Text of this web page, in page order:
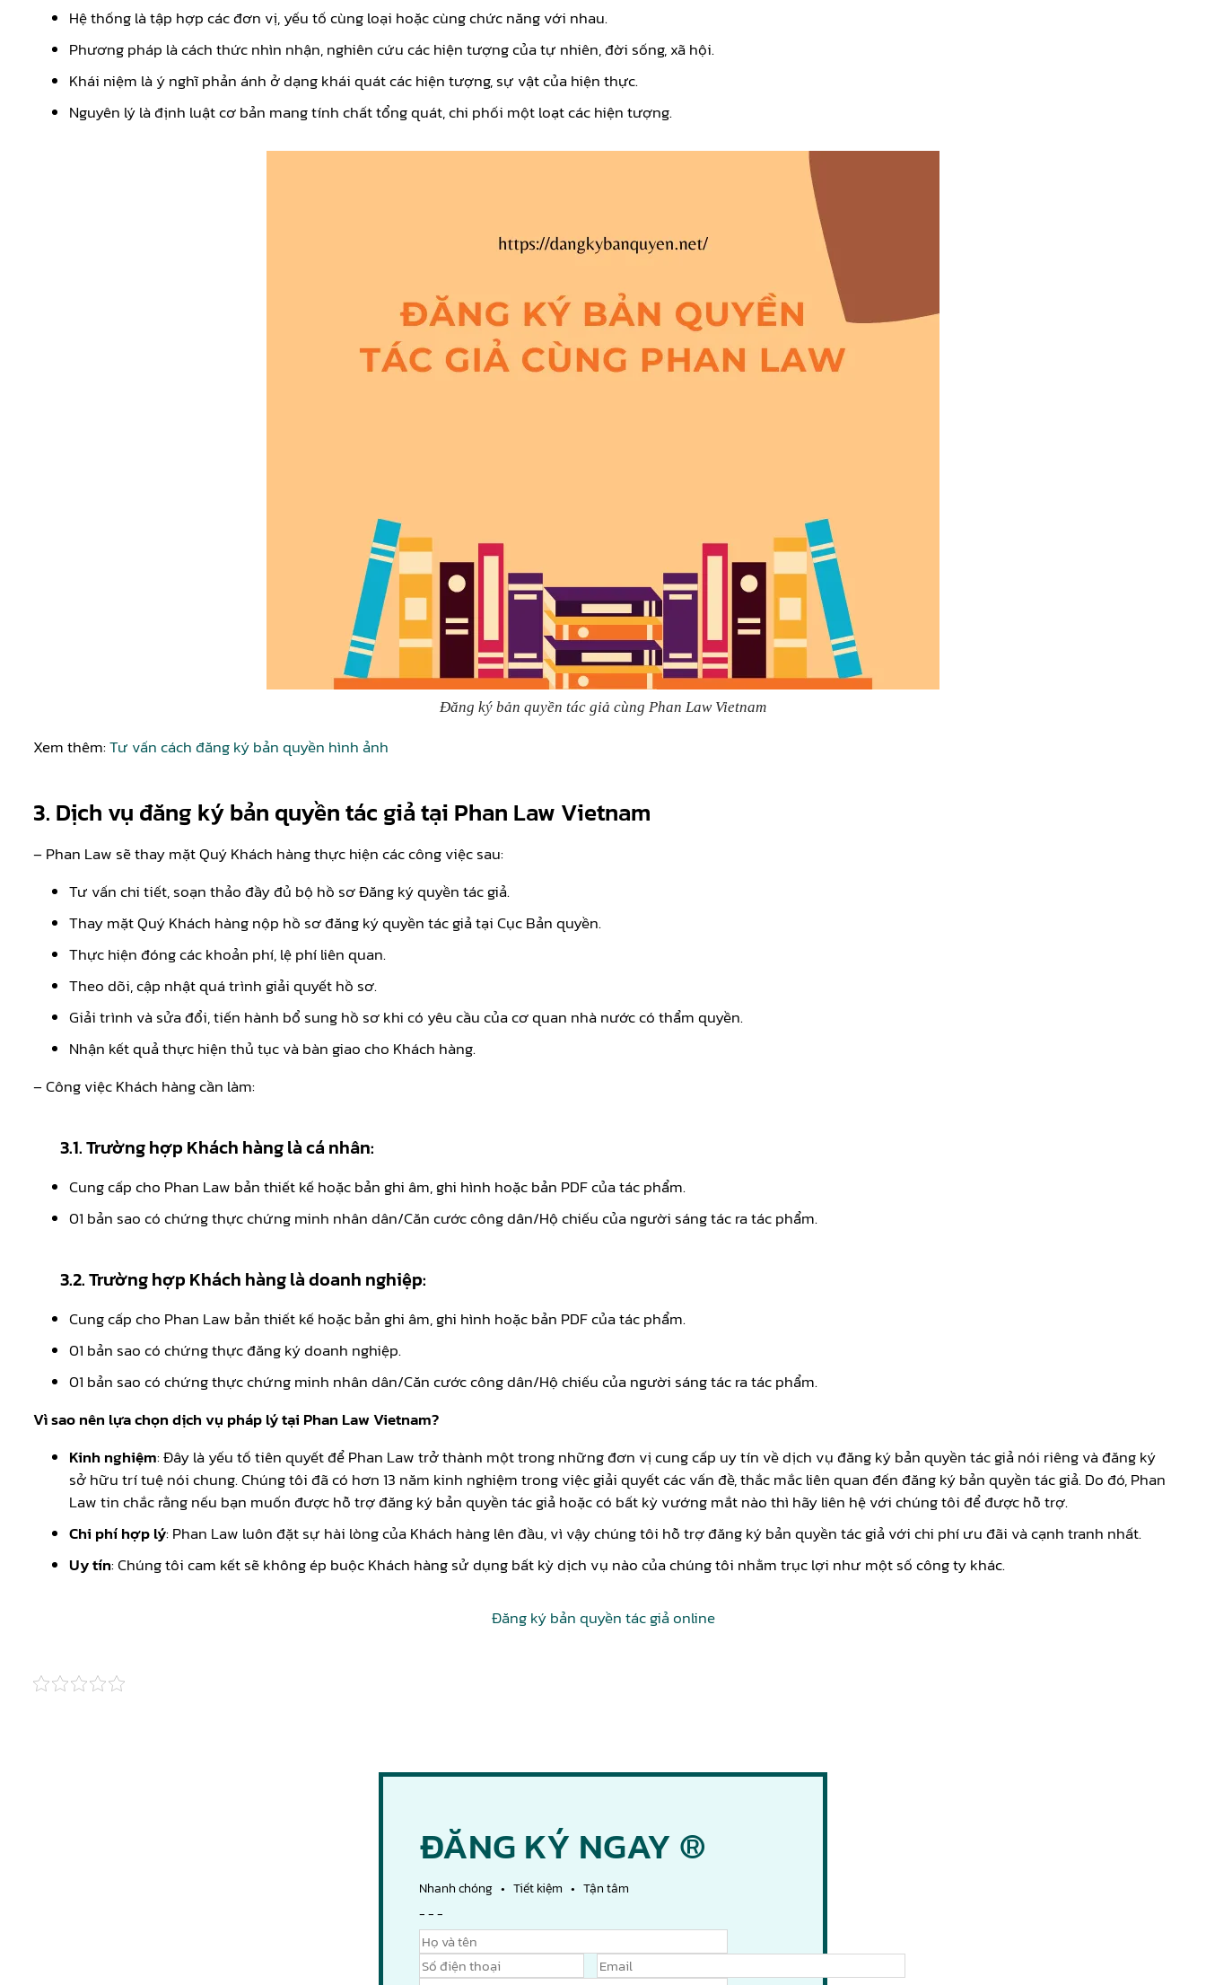
Hệ thống là tập hợp các đơn vị, yếu tố cùng loại hoặc cùng chức năng với nhau.
Phương pháp là cách thức nhìn nhận, nghiên cứu các hiện tượng của tự nhiên, đời sống, xã hội.
Khái niệm là ý nghĩ phản ánh ở dạng khái quát các hiện tượng, sự vật của hiện thực.
Nguyên lý là định luật cơ bản mang tính chất tổng quát, chi phối một loạt các hiện tượng.
Đăng ký bản quyền tác giả cùng Phan Law Vietnam
Xem thêm:Tư vấn cách đăng ký bản quyền hình ảnh
3. Dịch vụ đăng ký bản quyền tác giả tại Phan Law Vietnam
– Phan Law sẽ thay mặt Quý Khách hàng thực hiện các công việc sau:
Tư vấn chi tiết, soạn thảo đầy đủ bộ hồ sơ Đăng ký quyền tác giả.
Thay mặt Quý Khách hàng nộp hồ sơ đăng ký quyền tác giả tại Cục Bản quyền.
Thực hiện đóng các khoản phí, lệ phí liên quan.
Theo dõi, cập nhật quá trình giải quyết hồ sơ.
Giải trình và sửa đổi, tiến hành bổ sung hồ sơ khi có yêu cầu của cơ quan nhà nước có thẩm quyền.
Nhận kết quả thực hiện thủ tục và bàn giao cho Khách hàng.
– Công việc Khách hàng cần làm:
3.1. Trường hợp Khách hàng là cá nhân:
Cung cấp cho Phan Law bản thiết kế hoặc bản ghi âm, ghi hình hoặc bản PDF của tác phẩm.
01 bản sao có chứng thực chứng minh nhân dân/Căn cước công dân/Hộ chiếu của người sáng tác ra tác phẩm.
3.2. Trường hợp Khách hàng là doanh nghiệp:
Cung cấp cho Phan Law bản thiết kế hoặc bản ghi âm, ghi hình hoặc bản PDF của tác phẩm.
01 bản sao có chứng thực đăng ký doanh nghiệp.
01 bản sao có chứng thực chứng minh nhân dân/Căn cước công dân/Hộ chiếu của người sáng tác ra tác phẩm.
Vì sao nên lựa chọn dịch vụ pháp lý tại Phan Law Vietnam?
Kinh nghiệm: Đây là yếu tố tiên quyết để Phan Law trở thành một trong những đơn vị cung cấp uy tín về dịch vụ đăng ký bản quyền tác giả nói riêng và đăng ký
sở hữu trí tuệ nói chung. Chúng tôi đã có hơn 13 năm kinh nghiệm trong việc giải quyết các vấn đề, thắc mắc liên quan đến đăng ký bản quyền tác giả. Do đó, Phan
Law tin chắc rằng nếu bạn muốn được hỗ trợ đăng ký bản quyền tác giả hoặc có bất kỳ vướng mắt nào thì hãy liên hệ với chúng tôi để được hỗ trợ.
Chi phí hợp lý: Phan Law luôn đặt sự hài lòng của Khách hàng lên đầu, vì vậy chúng tôi hỗ trợ đăng ký bản quyền tác giả với chi phí ưu đãi và cạnh tranh nhất.
Uy tín: Chúng tôi cam kết sẽ không ép buộc Khách hàng sử dụng bất kỳ dịch vụ nào của chúng tôi nhằm trục lợi như một số công ty khác.
Đăng ký bản quyền tác giả online
ĐĂNG KÝ NGAY ®
Nhanh chóng • Tiết kiệm • Tận tâm
- - -